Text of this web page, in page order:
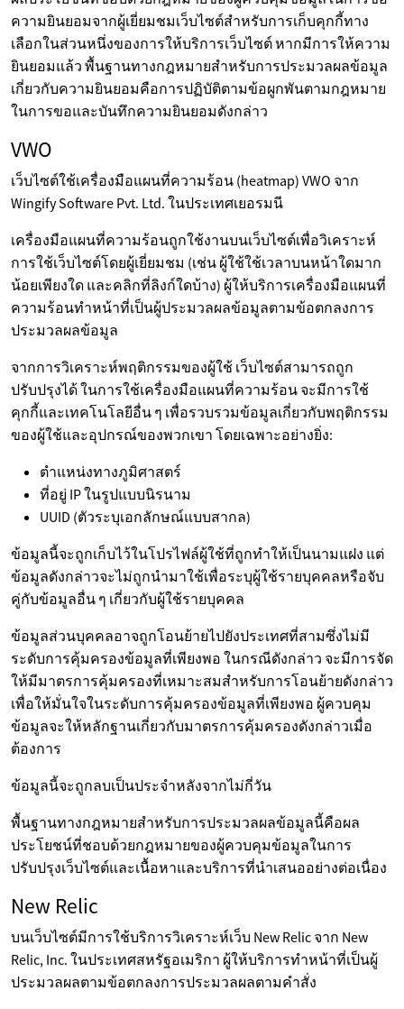
ความยินยอมจากผู้เยี่ยมชมเว็บไซต์สำหรับการเก็บคุกกี้ทาง
เลือกในส่วนหนึ่งของการให้บริการเว็บไซต์ หากมีการให้ความ
ยินยอมแล้ว พื้นฐานทางกฎหมายสำหรับการประมวลผลข้อมูล
เกี่ยวกับความยินยอมคือการปฏิบัติตามข้อผูกพันตามกฎหมาย
ในการขอและบันทึกความยินยอมดังกล่าว
VWO
เว็บไซต์ใช้เครื่องมือแผนที่ความร้อน (heatmap) VWO จาก
Wingify Software Pvt. Ltd. ในประเทศเยอรมนี
เครื่องมือแผนที่ความร้อนถูกใช้งานบนเว็บไซต์เพื่อวิเคราะห์
การใช้เว็บไซต์โดยผู้เยี่ยมชม (เช่น ผู้ใช้ใช้เวลาบนหน้าใดมาก
น้อยเพียงใด และคลิกที่ลิงก์ใดบ้าง) ผู้ให้บริการเครื่องมือแผนที่
ความร้อนทำหน้าที่เป็นผู้ประมวลผลข้อมูลตามข้อตกลงการ
ประมวลผลข้อมูล
จากการวิเคราะห์พฤติกรรมของผู้ใช้ เว็บไซต์สามารถถูก
ปรับปรุงได้ ในการใช้เครื่องมือแผนที่ความร้อน จะมีการใช้
คุกกี้และเทคโนโลยีอื่น ๆ เพื่อรวบรวมข้อมูลเกี่ยวกับพฤติกรรม
ของผู้ใช้และอุปกรณ์ของพวกเขา โดยเฉพาะอย่างยิ่ง:
ตำแหน่งทางภูมิศาสตร์
ที่อยู่ IP ในรูปแบบนิรนาม
UUID (ตัวระบุเอกลักษณ์แบบสากล)
ข้อมูลนี้จะถูกเก็บไว้ในโปรไฟล์ผู้ใช้ที่ถูกทำให้เป็นนามแฝง แต่
ข้อมูลดังกล่าวจะไม่ถูกนำมาใช้เพื่อระบุผู้ใช้รายบุคคลหรือจับ
คู่กับข้อมูลอื่น ๆ เกี่ยวกับผู้ใช้รายบุคคล
ข้อมูลส่วนบุคคลอาจถูกโอนย้ายไปยังประเทศที่สามซึ่งไม่มี
ระดับการคุ้มครองข้อมูลที่เพียงพอ ในกรณีดังกล่าว จะมีการจัด
ให้มีมาตรการคุ้มครองที่เหมาะสมสำหรับการโอนย้ายดังกล่าว
เพื่อให้มั่นใจในระดับการคุ้มครองข้อมูลที่เพียงพอ ผู้ควบคุม
ข้อมูลจะให้หลักฐานเกี่ยวกับมาตรการคุ้มครองดังกล่าวเมื่อ
ต้องการ
ข้อมูลนี้จะถูกลบเป็นประจำหลังจากไม่กี่วัน
พื้นฐานทางกฎหมายสำหรับการประมวลผลข้อมูลนี้คือผล
ประโยชน์ที่ชอบด้วยกฎหมายของผู้ควบคุมข้อมูลในการ
ปรับปรุงเว็บไซต์และเนื้อหาและบริการที่นำเสนออย่างต่อเนื่อง
New Relic
บนเว็บไซต์มีการใช้บริการวิเคราะห์เว็บ New Relic จาก New
Relic, Inc. ในประเทศสหรัฐอเมริกา ผู้ให้บริการทำหน้าที่เป็นผู้
ประมวลผลตามข้อตกลงการประมวลผลตามคำสั่ง